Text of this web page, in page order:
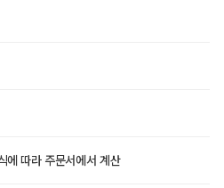
에 따라 주문서에서 계산